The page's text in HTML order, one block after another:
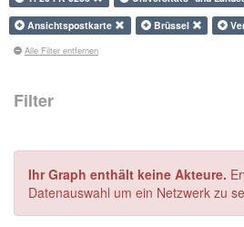
Ansichtspostkarte
Brüssel
Alle Filter entfernen
Filter
Ihr Graph enthält keine Akteure.
Datenauswahl um ein Netzwerk zu